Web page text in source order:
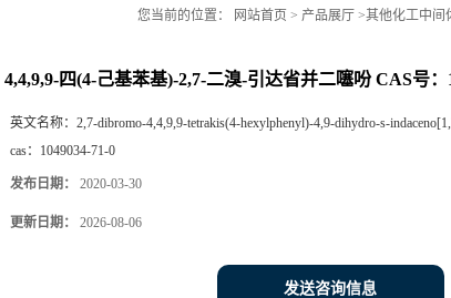
您当前的位置： 网站首页 > 产品展厅 >其他化工中间
4,4,9,9-四(4-己基苯基)-2,7-二溴-引达省并二噻吩 CAS号：
英文名称： 2,7-dibromo-4,4,9,9-tetrakis(4-hexylphenyl)-4,9-dihydro-s-
cas： 1049034-71-0
发布日期： 2020-03-30
更新日期： 2026-08-06
发送咨询信息